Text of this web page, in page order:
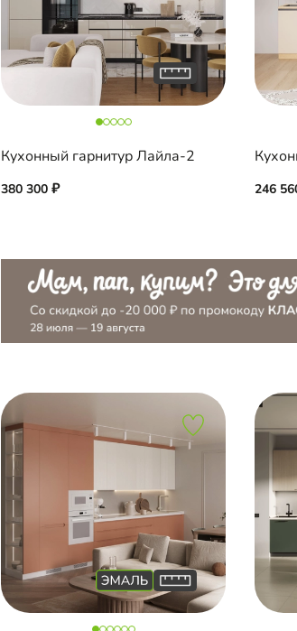
Кухонный гарнитур Лайла-2
380 300 246